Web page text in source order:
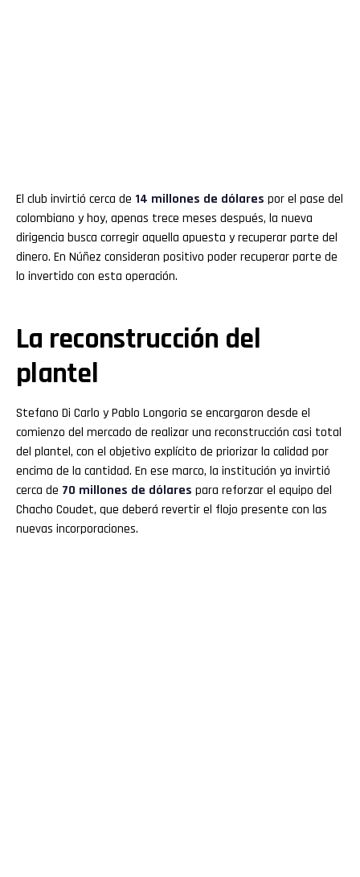
El club invirtió cerca de 14 millones de dólares por el pase del
colombiano y hoy, apenas trece meses después, la nueva
dirigencia busca corregir aquella apuesta y recuperar parte del
dinero. En Núñez consideran positivo poder recuperar parte de
lo invertido con esta operación.
La reconstrucción del
plantel
Stefano Di Carlo y Pablo Longoria se encargaron desde el
comienzo del mercado de realizar una reconstrucción casi total
del plantel, con el objetivo explícito de priorizar la calidad por
encima de la cantidad. En ese marco, la institución ya invirtió
cerca de 70 millones de dólares para reforzar el equipo del
Chacho Coudet, que deberá revertir el flojo presente con las
nuevas incorporaciones.